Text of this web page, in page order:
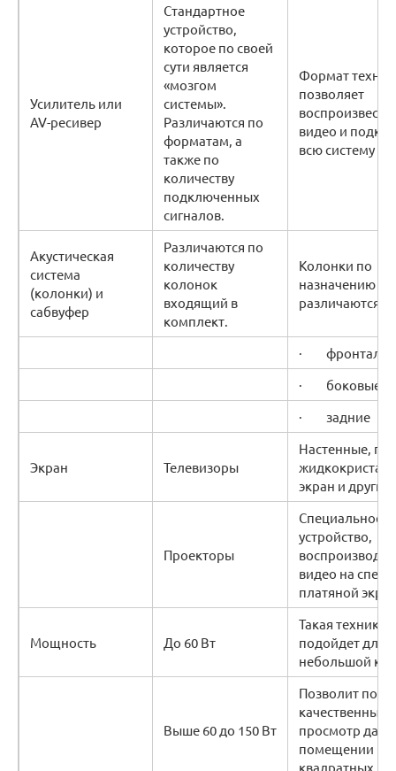
Усилитель или
AV-ресивер
Стандартное
устройство,
которое по своей
сути является
«мозгом
системы».
Различаются по
форматам, а
также по
количеству
подключенных
сигналов.
Формат
позволяет
видео и
всю систему
Акустическая
система
(колонки) и
сабвуфер
Различаются по
количеству
колонок
входящий в
комплект.
Колонки по
назначению
различаются:
·
· боковые
· задние
Экран Телевизоры
Настенные,
экран и
Проекторы
Специальное
устройство,
видео на
платяной
Мощность До 60 Вт
Такая техника
подойдет для
небольшой
Выше 60 до 150 Вт
Позволит
качественный
просмотр
помещении
квадратных